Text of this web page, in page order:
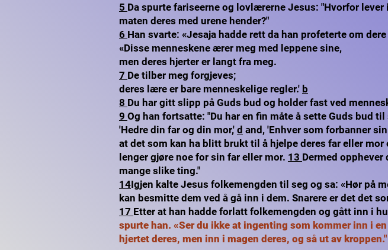
5 Da spurte fariseerne og lovlærerne Jesus: "Hvorfor
maten deres med urene hender?"
6 Han svarte: «Jesaja hadde rett da han profeterte om
«Disse menneskene ærer meg med leppene sine,
men deres hjerter er langt fra meg.
7 De tilber meg forgjeves;
deres lære er bare menneskelige regler.' b
8 Du har gitt slipp på Guds bud og holder fast ved
9 Og han fortsatte: "Du har en fin måte å sette Guds bud
'Hedre din far og din mor,' d and, 'Enhver som forbanner
at det som kan ha blitt brukt til å hjelpe deres far eller
lenger gjøre noe for sin far eller mor. 13 Dermed
mange slike ting."
14Igjen kalte Jesus folkemengden til seg og sa: «Hør på
kan besmitte dem ved å gå inn i dem. Snarere er det det
17 Etter at han hadde forlatt folkemengden og gått inn i
spurte han. «Ser du ikke at ingenting som kommer inn i
hjertet deres, men inn i magen deres, og så ut av